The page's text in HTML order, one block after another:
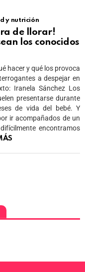
y nutrición
de llorar!
los conocidos
hacer y qué los provoca
a despejar en
Iranela Sánchez Los
presentarse durante
de vida del bebé. Y
ir acompañados de un
encontramos